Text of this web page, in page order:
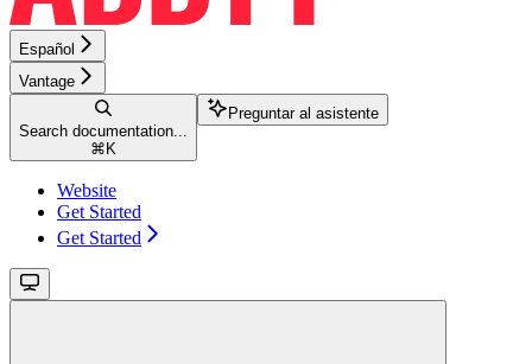
Español
Vantage
Search documentation...
⌘ K
Preguntar al asistente
Website
Get Started
Get Started